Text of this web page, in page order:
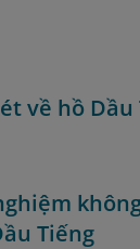
về hồ Dầu
Tiếng